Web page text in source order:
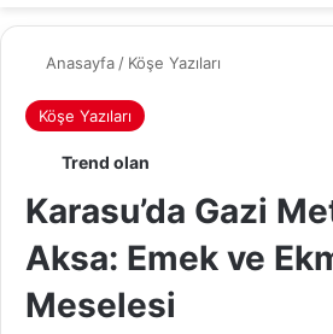
Anasayfa / Köşe Yazıları
Köşe Yazıları
Trend olan
Karasu’da Gazi
Aksa: Emek ve
Meselesi